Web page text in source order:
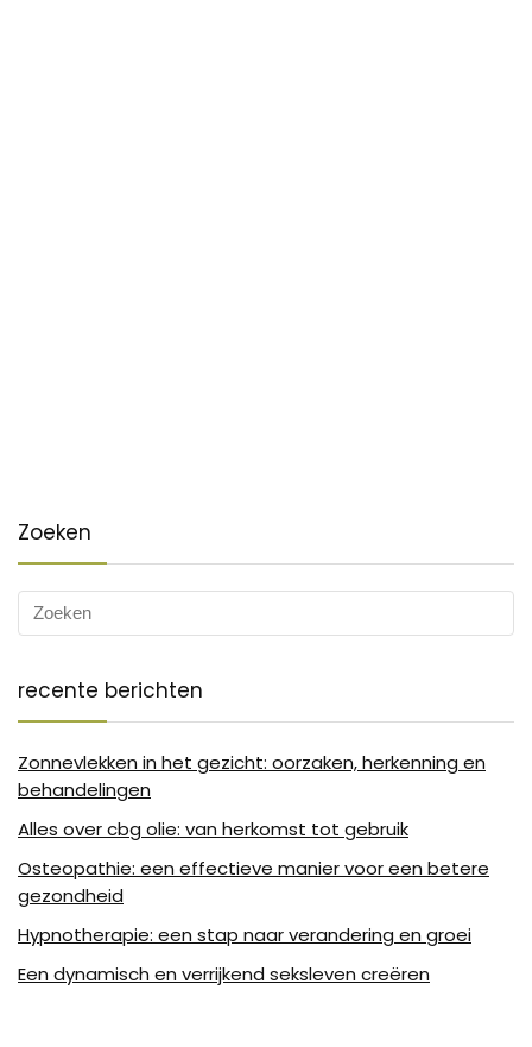
Zoeken
recente berichten
Zonnevlekken in het gezicht: oorzaken, herkenning en
behandelingen
Alles over cbg olie: van herkomst tot gebruik
Osteopathie: een effectieve manier voor een betere
gezondheid
Hypnotherapie: een stap naar verandering en groei
Een dynamisch en verrijkend seksleven creëren